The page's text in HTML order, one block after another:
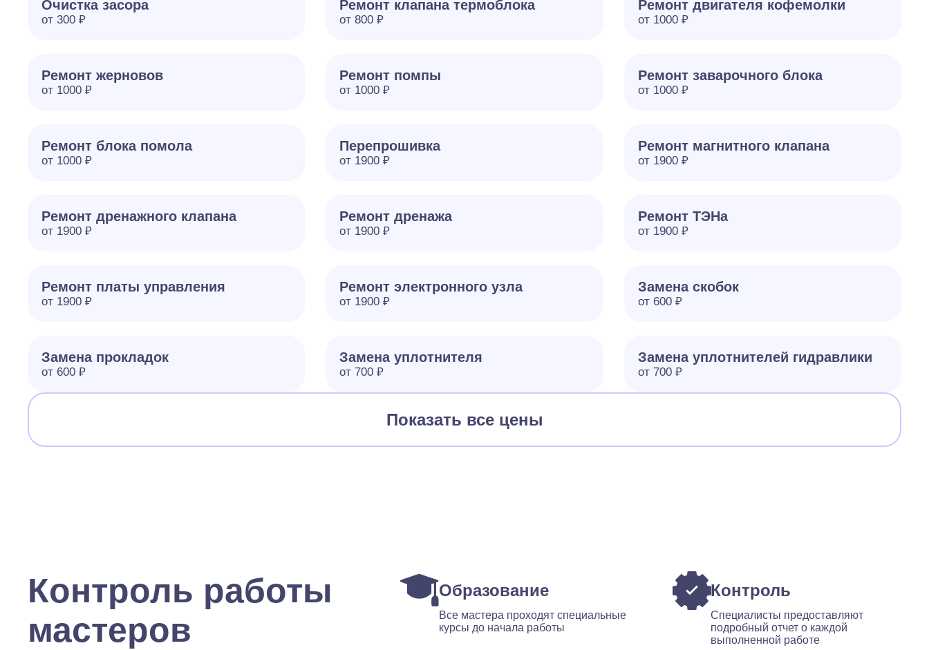
Очистка засора
от 300 ₽
Ремонт клапана термоблока
от 800 ₽
Ремонт двигателя кофемолки
от 1000 ₽
Ремонт жерновов
от 1000 ₽
Ремонт помпы
от 1000 ₽
Ремонт заварочного блока
от 1000 ₽
Ремонт блока помола
от 1000 ₽
Перепрошивка
от 1900 ₽
Ремонт магнитного клапана
от 1900 ₽
Ремонт дренажного клапана
от 1900 ₽
Ремонт дренажа
от 1900 ₽
Ремонт ТЭНа
от 1900 ₽
Ремонт платы управления
от 1900 ₽
Ремонт электронного узла
от 1900 ₽
Замена скобок
от 600 ₽
Замена прокладок
от 600 ₽
Замена уплотнителя
от 700 ₽
Замена уплотнителей гидравлики
от 700 ₽
Показать все цены
Контроль работы
мастеров
Образование
Все мастера проходят специальные
курсы до начала работы
Контроль
Специалисты предоставляют
подробный отчет о каждой
выполненной работе